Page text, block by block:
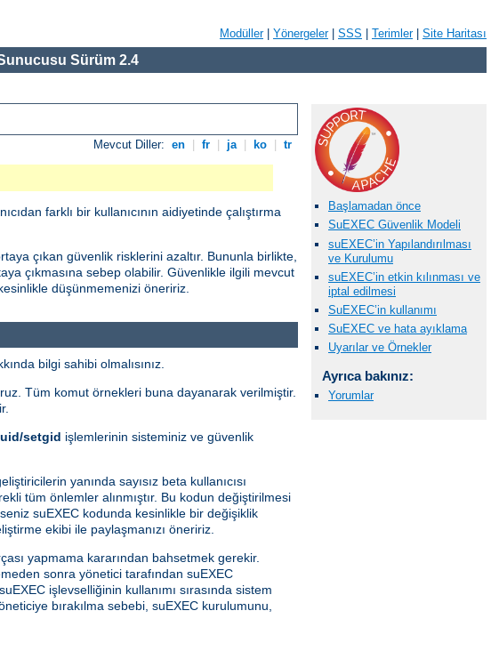
Modüller| Yönergeler| SSS Terimler| Site Haritası
Sürüm 2.4
Mevcut Diller: en fr ja ko tr
farklı bir kullanıcının aidiyetinde çalıştırma
çıkan güvenlik risklerini azaltır. Bununla birlikte,
çıkmasına sebep olabilir. Güvenlikle ilgili mevcut
düşünmemenizi öneririz.
Başlamadan önce
SuEXEC Güvenlik Modeli
suEXEC’in Yapılandırılması
ve Kurulumu
suEXEC’in etkin kılınması ve
iptal edilmesi
SuEXEC’in kullanımı
SuEXEC ve hata ayıklama
Uyarılar ve Örnekler
Ayrıca bakınız:
Yorumlar
bilgi sahibi olmalısınız.
Tüm komut örnekleri buna dayanarak verilmiştir.
setgid işlemlerinin sisteminiz ve güvenlik
yanında sayısız beta kullanıcısı
tüm önlemler alınmıştır. Bu kodun değiştirilmesi
suEXEC kodunda kesinlikle bir değişiklik
ekibi ile paylaşmanızı öneririz.
yapmama kararından bahsetmek gerekir.
sonra yönetici tarafından suEXEC
işlevselliğinin kullanımı sırasında sistem
bırakılma sebebi, suEXEC kurulumunu,